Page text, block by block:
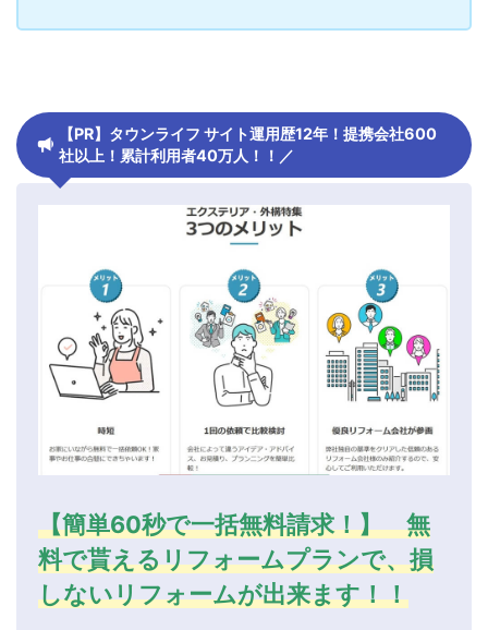
【PR】タウンライフ サイト運用歴12年！提携会社600
社以上！累計利用者40万人！！／
【簡単60秒で一括無料請求！】 無
料で貰えるリフォームプランで、損
しないリフォームが出来ます！！